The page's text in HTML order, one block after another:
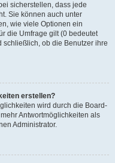
sicherstellen, dass jede
Sie können auch unter
wie viele Optionen ein
die Umfrage gilt (0 bedeutet
ob die Benutzer ihre
erstellen?
wird durch die Board-
Antwortmöglichkeiten als
Administrator.